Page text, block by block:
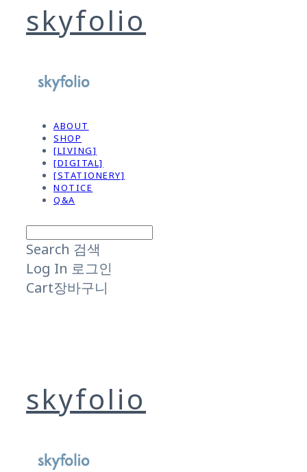
skyfolio
ABOUT
SHOP
[LIVING]
[DIGITAL]
[STATIONERY]
NOTICE
Q&A
Search 검색
Log In 로그인
Cart장바구니
skyfolio